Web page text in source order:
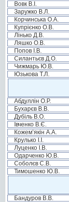
Вовк В.І.
Заружко В.Л.
Корчинська О.А.
Купрієнко О.В.
Лінько Д.В.
Ляшко О.В.
Попов І.В.
Силантьєв Д.О.
Чижмарь Ю.В.
Юзькова Т.Л.
Абдуллін О.Р.
Бухарєв В.В.
Дубіль В.О.
Івченко В.Є.
Кожем’якін А.А.
Крулько І.І.
Луценко І.В.
Одарченко Ю.В.
Соболєв С.В.
Тимошенко Ю.В.
Бандуров В.В.